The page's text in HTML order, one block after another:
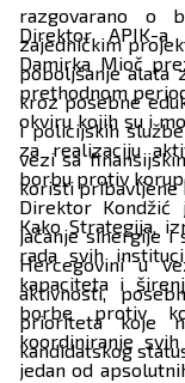
razgovarano o
zajedničkim
poboljšanje alata
kroz posebne
i policijskih
vezi sa
koristi pribavljene
Direktor APIK-a
Damirka Mioč
prethodnom
okviru kojih su i
za realizaciju
borbu protiv
Direktor
jačanje sinergije i
Hercegovini u
aktivnosti,
prioriteta koje
kandidatskog
Kako Strategija,
rada svih
kapaciteta i
borbe protiv
koordiniranje
jedan od